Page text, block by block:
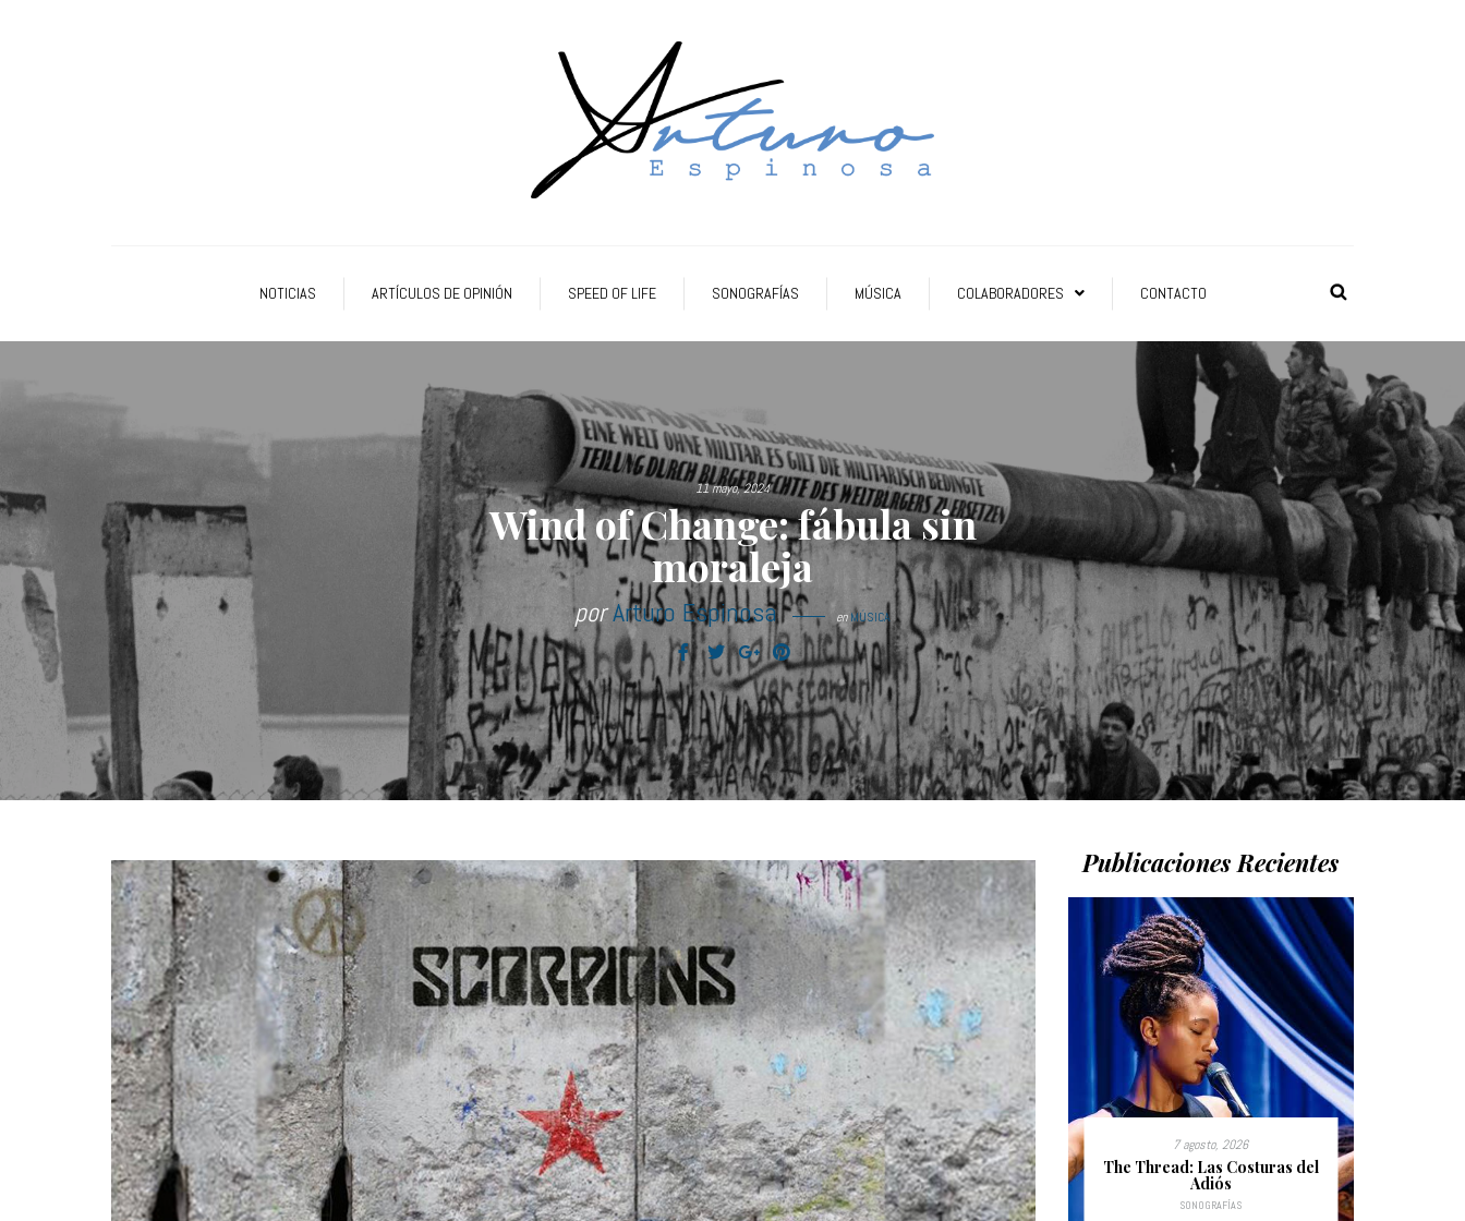
NOTICIAS ARTÍCULOS DE OPINIÓN SPEED OF LIFE SONOGRAFÍAS MÚSICA COLABORADORES CONTACTO
11 mayo, 2024
Wind of Change: fábula sin
moraleja
porArturo Espinosa enMÚSICA
Publicaciones Recientes
1 agosto, 2026
Santa Fe: pecadores sin
nombre
MÚSICA
31 julio, 2026
Time will be a healer: un lugar
donde el éxito no significa nada
SONOGRAFÍAS
8 agosto, 2026
Slightly Out of Reach:
Ligeramente estúpidos
MÚSICA
7 agosto, 2026
The Thread: Las Costuras del
Adiós
SONOGRAFÍAS